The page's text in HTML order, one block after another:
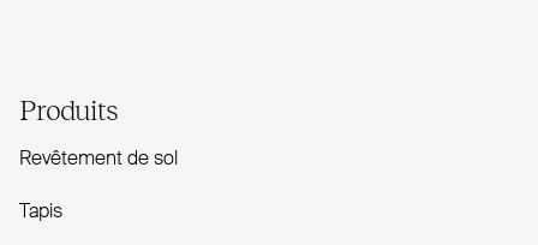
Produits
Revêtement de sol
Tapis